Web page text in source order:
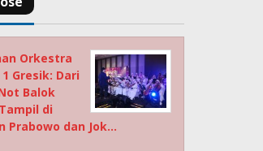
Orkestra
1 Gresik: Dari
Balok
di
Prabowo dan Jok…